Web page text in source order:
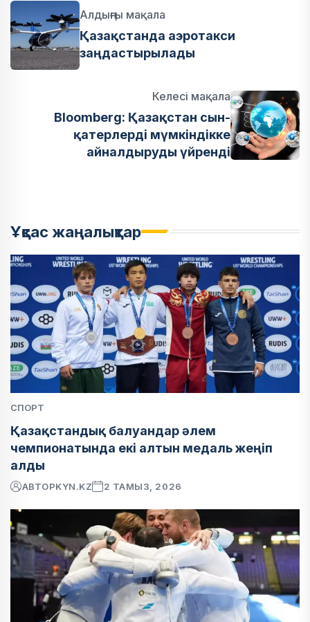
Алдыңғы мақала
Қазақстанда аэротакси
заңдастырылады
Келесі мақала
Bloomberg: Қазақстан сын-
қатерлерді мүмкіндікке
айналдыруды үйренді
Ұқсас жаңалықтар
СПОРТ
Қазақстандық балуандар әлем
чемпионатында екі алтын медаль жеңіп
алды
АВТОРKYN.KZ 2 ТАМЫЗ, 2026